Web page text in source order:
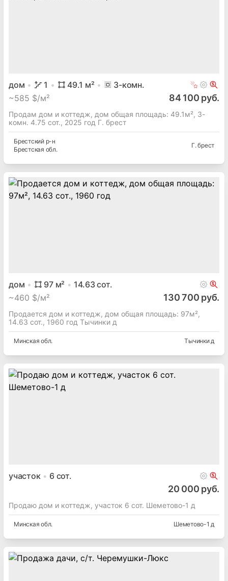
дом 1 49.1 м² 3-комн.
~585 $/м² 84 100 руб.
Продам дом и коттедж, дом общая площадь: 49.1м², 3-
комн. 4.75 сот., 2025 год Г. брест
Брестский р-н
Брестская обл.
Г. брест
дом 97м² 14.63сот.
~460 $/м² 130 700 руб.
Продается дом и коттедж, дом общая площадь: 97м²,
14.63 сот., 1960 год Тычинки д
Минская обл. Тычинки д
участок 6сот.
20 000 руб.
Продаю дом и коттедж, участок 6 сот. Шеметово-1 д
Минская обл. Шеметово-1 д